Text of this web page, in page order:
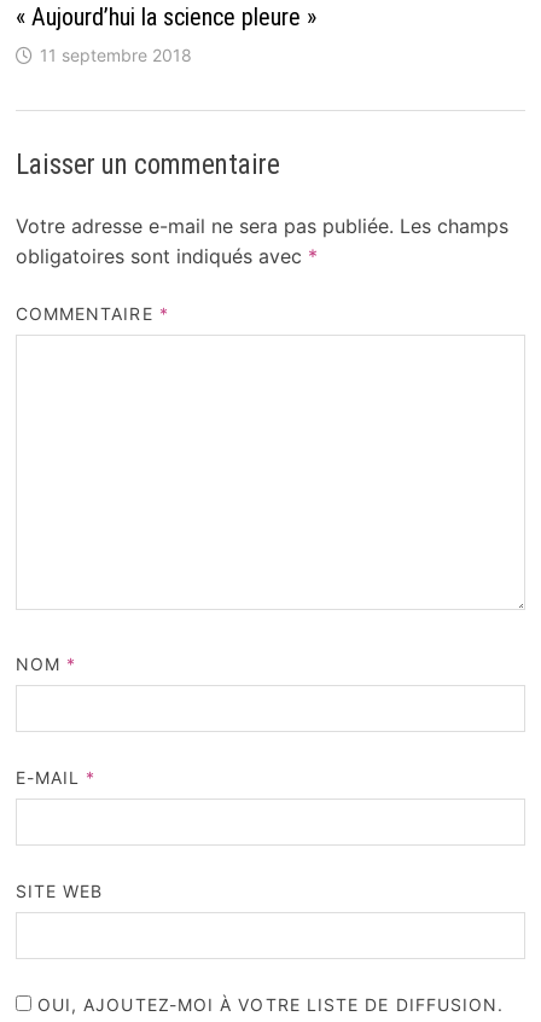
« Aujourd’hui la science pleure »
11 septembre 2018
Laisser un commentaire
Votre adresse e-mail ne sera pas publiée. Les champs
obligatoires sont indiqués avec *
COMMENTAIRE *
NOM *
E-MAIL *
SITE WEB
OUI, AJOUTEZ-MOI À VOTRE LISTE DE DIFFUSION.